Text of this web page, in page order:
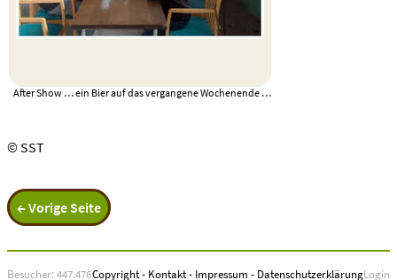
After Show … ein Bier auf das vergangene Wochenende …
© SST
← Vorige Seite
Besucher: 447.476 Login
Copyright- Kontakt- Impressum - Datenschutzerklärung